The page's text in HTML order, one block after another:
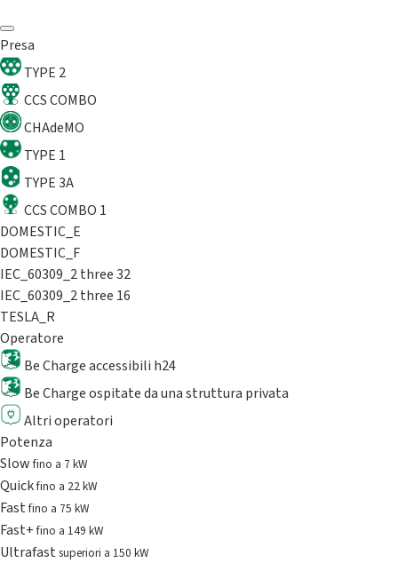
Presa
TYPE 2
CCS COMBO
CHAdeMO
TYPE 1
TYPE 3A
CCS COMBO 1
DOMESTIC_E
DOMESTIC_F
IEC_60309_2 three 32
IEC_60309_2 three 16
TESLA_R
Operatore
Be Charge accessibili h24
Be Charge ospitate da una struttura privata
Altri operatori
Potenza
Slowfino a 7 kW
Quickfino a 22 kW
Fastfino a 75 kW
Fast+fino a 149 kW
Ultrafast superiori a 150 kW